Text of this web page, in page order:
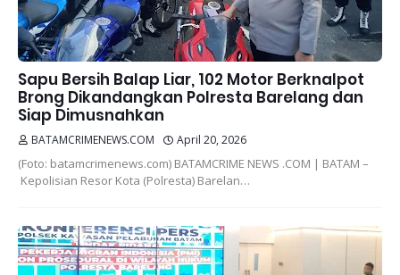
Sapu Bersih Balap Liar, 102 Motor Berknalpot
Brong Dikandangkan Polresta Barelang dan
Siap Dimusnahkan
BATAMCRIMENEWS.COM April 20, 2026
(Foto: batamcrimenews.com) BATAMCRIME NEWS .COM | BATAM –
Kepolisian Resor Kota (Polresta) Barelan…